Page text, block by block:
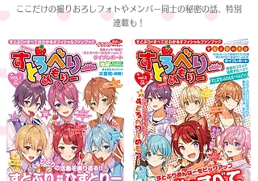
ここだけの撮りおろしフォトやメンバー同士の秘密の話、特別
連載も！